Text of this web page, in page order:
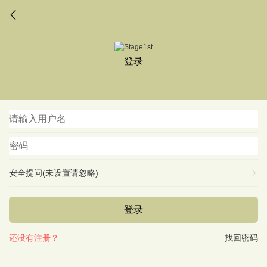
登录
安全提问(未设置请忽略)
登录
找回密码
还没有注册？